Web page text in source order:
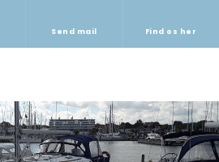
Send mail Find os her